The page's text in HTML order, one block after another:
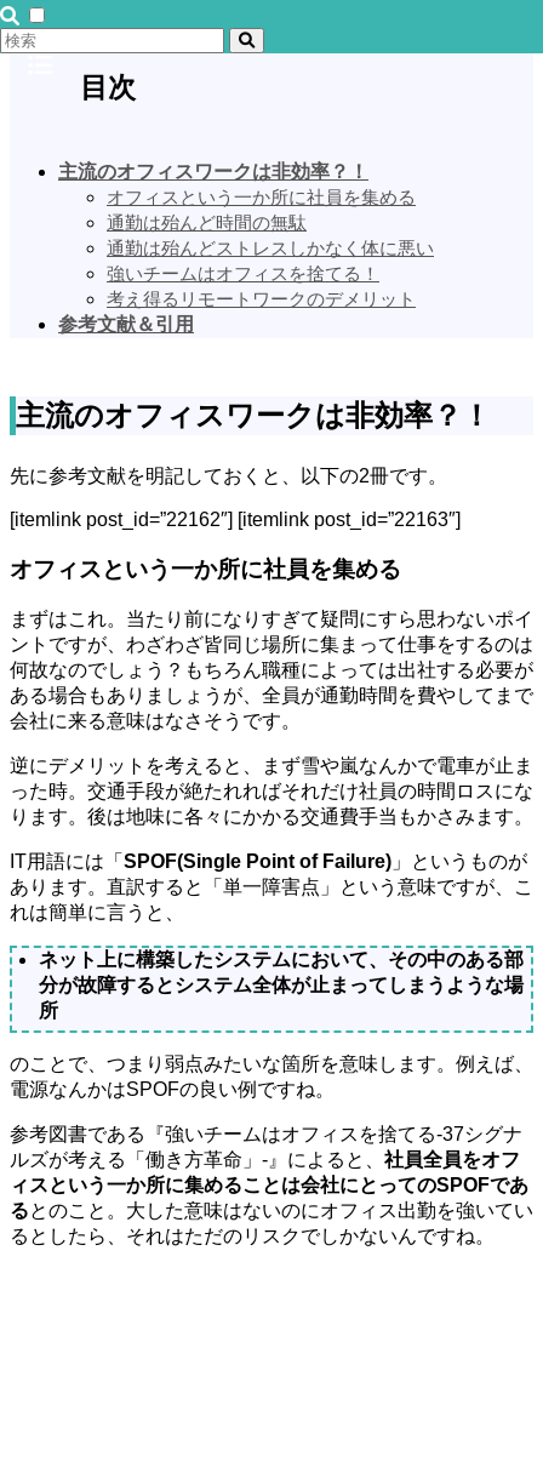
目次
主流のオフィスワークは非効率？！
オフィスという一か所に社員を集める
通勤は殆んど時間の無駄
通勤は殆んどストレスしかなく体に悪い
強いチームはオフィスを捨てる！
考え得るリモートワークのデメリット
参考文献＆引用
主流のオフィスワークは非効率？！
先に参考文献を明記しておくと、以下の2冊です。
[itemlink post_id=”22162″] [itemlink post_id=”22163″]
オフィスという一か所に社員を集める
まずはこれ。当たり前になりすぎて疑問にすら思わないポイ
ントですが、わざわざ皆同じ場所に集まって仕事をするのは
何故なのでしょう？もちろん職種によっては出社する必要が
ある場合もありましょうが、全員が通勤時間を費やしてまで
会社に来る意味はなさそうです。
逆にデメリットを考えると、まず雪や嵐なんかで電車が止ま
った時。交通手段が絶たれればそれだけ社員の時間ロスにな
ります。後は地味に各々にかかる交通費手当もかさみます。
IT用語には「 SPOF(Single Point of Failure) 」というものが
あります。直訳すると「単一障害点」という意味ですが、こ
れは簡単に言うと、
ネット上に構築したシステムにおいて、その中のある部
分が故障するとシステム全体が止まってしまうような場
所
のことで、つまり弱点みたいな箇所を意味します。例えば、
電源なんかはSPOFの良い例ですね。
参考図書である『強いチームはオフィスを捨てる-37シグナ
ルズが考える「働き方革命」-』によると、 社員全員をオフ
ィスという一か所に集めることは会社にとってのSPOFであ
るとのこと。大した意味はないのにオフィス出勤を強いてい
るとしたら、それはただのリスクでしかないんですね。